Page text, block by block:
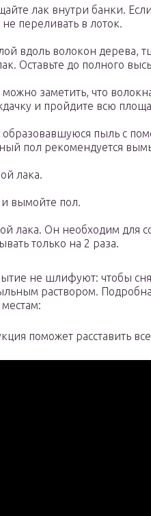
лак внутри банки.
переливать в лоток.
вдоль волокон дерева,
Оставьте до полного
можно заметить, что
и пройдите всю
пыль с
пол рекомендуется
лака.
вымойте пол.
лака. Он необходим для
только на 2 раза.
не шлифуют: чтобы
раствором.
местам:
поможет расставить